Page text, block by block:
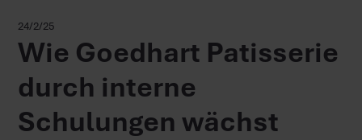
24/2/25
Wie Goedhart Patisserie
durch interne
Schulungen wächst